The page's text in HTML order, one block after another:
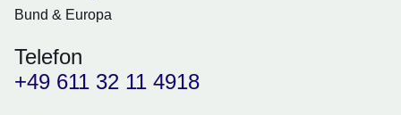
Bund & Europa
Telefon
+49 611 32 11 4918